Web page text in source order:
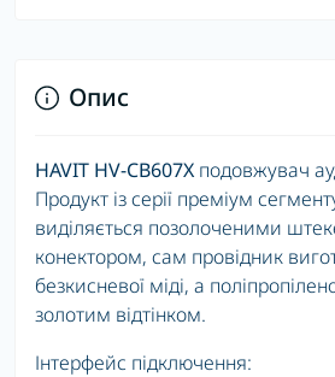
Опис
HAVIT HV-CB607X подовжувач
Продукт із серії преміум
виділяється позолоченими
конектором, сам провідник
безкисневої міді, а
золотим відтінком.
Інтерфейс підключення: